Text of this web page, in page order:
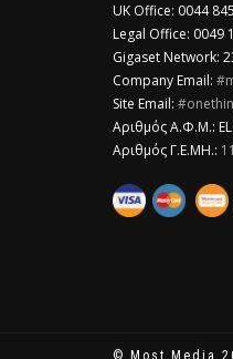
​UK Office: 0044
Legal Office: 0049
Gigaset Network:
Company Email:
Site Email:
Αριθμός Α.Φ.Μ.:
Αριθμός Γ.Ε.ΜΗ.: